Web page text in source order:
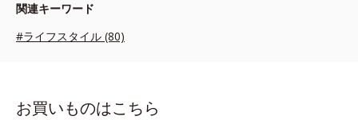
関連キーワード
#ライフスタイル (80)
お買いものはこちら